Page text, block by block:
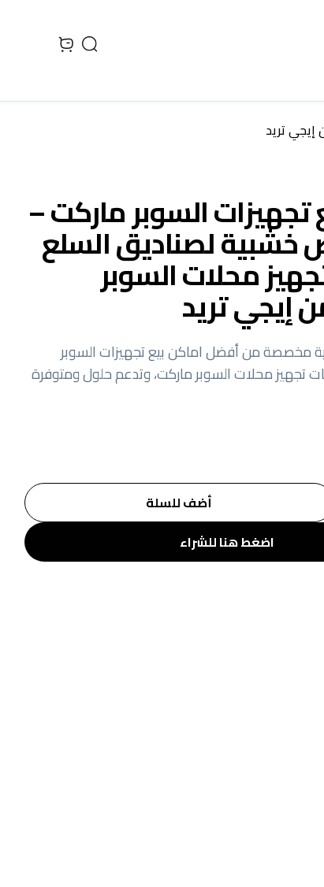
Search
view bag
إيجي تريد
تجهيزات السوبر ماركت –
خشبية لصناديق السلع
محلات السوبر
إيجي تريد
مخصصة من أفضل اماكن بيع تجهيزات السوبر
تجهيز محلات السوبر ماركت، وتدعم حلول ومتوفرة
اضغط هنا للشراء
أضف للسلة